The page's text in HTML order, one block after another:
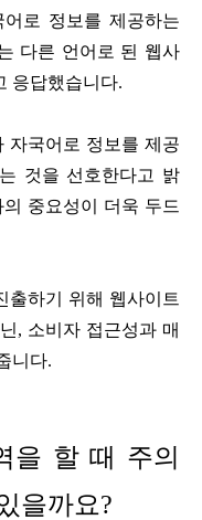
로 정보를 제공하는
다른 언어로 된 웹사
응답했습니다.
자국어로 정보를 제공
것을 선호한다고 밝
의 중요성이 더욱 두드
출하기 위해 웹사이트
, 소비자 접근성과 매
니다.
을 할 때 주의
을까요?